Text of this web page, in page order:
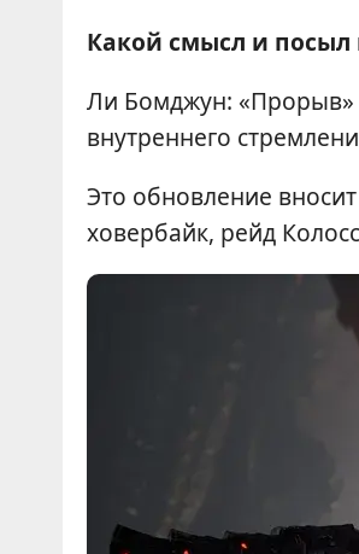
Какой смысл и посыл
Ли Бомджун: «Прорыв»
внутреннего
Это обновление
ховербайк, рейд